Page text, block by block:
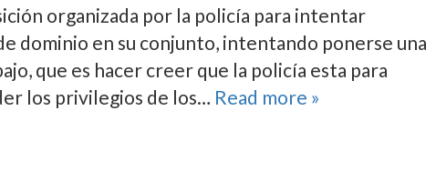
organizada por la policí­a para intentar
dominio en su conjunto, intentando ponerse una
que es hacer creer que la policí­a esta para
los privilegios de los… Read more »